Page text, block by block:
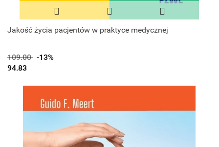
Jakość życia pacjentów w praktyce medycznej
109.00 -13%
94.83